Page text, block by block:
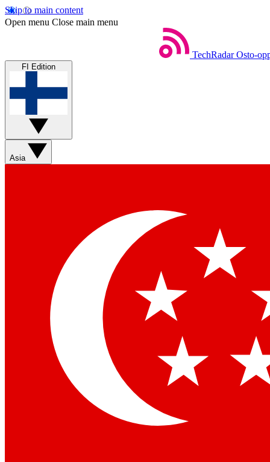
Skip to main content
Open menu Close main menu
TechRadar Osto-
FI Edition
Asia